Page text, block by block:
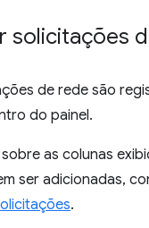
solicitações
de rede são
do painel.
as colunas
ser adicionadas,
.